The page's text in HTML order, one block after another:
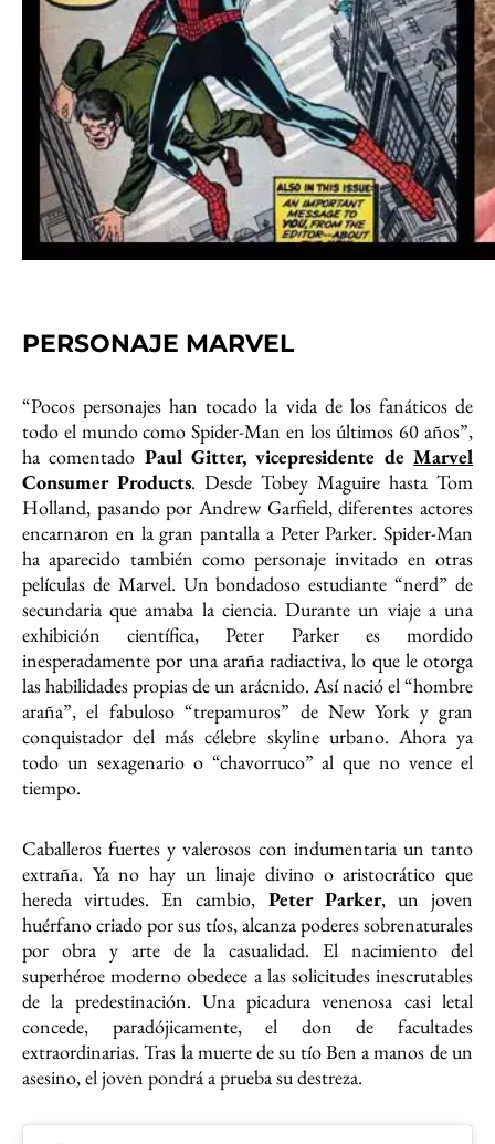
PERSONAJE MARVEL
“Pocos personajes han tocado la vida de los fanáticos de
todo el mundo como Spider-Man en los últimos 60 años”,
ha comentado Paul Gitter, vicepresidente deMarvel
Consumer Products. Desde Tobey Maguire hasta Tom
Holland, pasando por Andrew Garfield, diferentes actores
encarnaron en la gran pantalla a Peter Parker. Spider-Man
ha aparecido también como personaje invitado en otras
películas de Marvel. Un bondadoso estudiante “nerd” de
secundaria que amaba la ciencia. Durante un viaje a una
exhibición científica, Peter Parker es mordido
inesperadamente por una araña radiactiva, lo que le otorga
las habilidades propias de un arácnido. Así nació el “hombre
araña”, el fabuloso “trepamuros” de New York y gran
conquistador del más célebre skyline urbano. Ahora ya
todo un sexagenario o “chavorruco” al que no vence el
tiempo.
Caballeros fuertes y valerosos con indumentaria un tanto
extraña. Ya no hay un linaje divino o aristocrático que
hereda virtudes. En cambio, Peter Parker, un joven
huérfano criado por sus tíos, alcanza poderes sobrenaturales
por obra y arte de la casualidad. El nacimiento del
superhéroe moderno obedece a las solicitudes inescrutables
de la predestinación. Una picadura venenosa casi letal
concede, paradójicamente, el don de facultades
extraordinarias. Tras la muerte de su tío Ben a manos de un
asesino, el joven pondrá a prueba su destreza.